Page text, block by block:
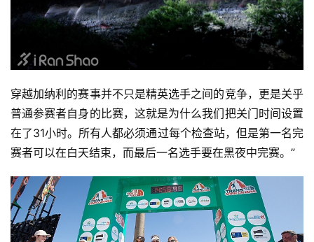
穿越加纳利的赛事并不只是精英选手之间的竞争，更是关乎
普通参赛者自身的比赛，这就是为什么我们把关门时间设置
在了31小时。所有人都必须通过每个检查站，但是第一名完
赛者可以在白天结束，而最后一名选手要在黑夜中完赛。”